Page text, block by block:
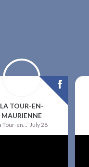
LA TOUR-EN-
MAURIENNE
July 28